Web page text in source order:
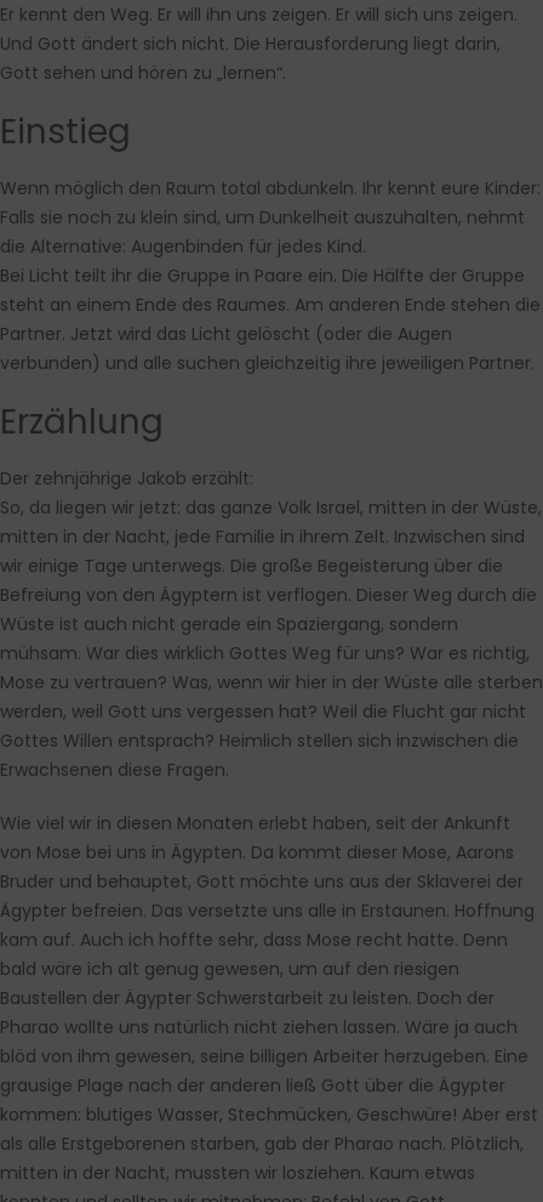
Er kennt den Weg. Er will ihn uns zeigen. Er will sich uns zeigen.
Und Gott ändert sich nicht. Die Herausforderung liegt darin,
Gott sehen und hören zu „lernen“.
Einstieg
Wenn möglich den Raum total abdunkeln. Ihr kennt eure Kinder:
Falls sie noch zu klein sind, um Dunkelheit auszuhalten, nehmt
die Alternative: Augenbinden für jedes Kind.
Bei Licht teilt ihr die Gruppe in Paare ein. Die Hälfte der Gruppe
steht an einem Ende des Raumes. Am anderen Ende stehen die
Partner. Jetzt wird das Licht gelöscht (oder die Augen
verbunden) und alle suchen gleichzeitig ihre jeweiligen Partner.
Erzählung
Der zehnjährige Jakob erzählt:
So, da liegen wir jetzt: das ganze Volk Israel, mitten in der Wüste,
mitten in der Nacht, jede Familie in ihrem Zelt. Inzwischen sind
wir einige Tage unterwegs. Die große Begeisterung über die
Befreiung von den Ägyptern ist verflogen. Dieser Weg durch die
Wüste ist auch nicht gerade ein Spaziergang, sondern
mühsam. War dies wirklich Gottes Weg für uns? War es richtig,
Mose zu vertrauen? Was, wenn wir hier in der Wüste alle sterben
werden, weil Gott uns vergessen hat? Weil die Flucht gar nicht
Gottes Willen entsprach? Heimlich stellen sich inzwischen die
Erwachsenen diese Fragen.
Wie viel wir in diesen Monaten erlebt haben, seit der Ankunft
von Mose bei uns in Ägypten. Da kommt dieser Mose, Aarons
Bruder und behauptet, Gott möchte uns aus der Sklaverei der
Ägypter befreien. Das versetzte uns alle in Erstaunen. Hoffnung
kam auf. Auch ich hoffte sehr, dass Mose recht hatte. Denn
bald wäre ich alt genug gewesen, um auf den riesigen
Baustellen der Ägypter Schwerstarbeit zu leisten. Doch der
Pharao wollte uns natürlich nicht ziehen lassen. Wäre ja auch
blöd von ihm gewesen, seine billigen Arbeiter herzugeben. Eine
grausige Plage nach der anderen ließ Gott über die Ägypter
kommen: blutiges Wasser, Stechmücken, Geschwüre! Aber erst
als alle Erstgeborenen starben, gab der Pharao nach. Plötzlich,
mitten in der Nacht, mussten wir losziehen. Kaum etwas